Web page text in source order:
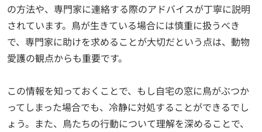
の方法や、専門家に連絡する際のアドバイスが丁寧に説明
されています。鳥が生きている場合には慎重に扱うべき
で、専門家に助けを求めることが大切だという点は、動物
愛護の観点からも重要です。
この情報を知っておくことで、もし自宅の窓に鳥がぶつか
ってしまった場合でも、冷静に対処することができるでし
ょう。また、鳥たちの行動について理解を深めることで、